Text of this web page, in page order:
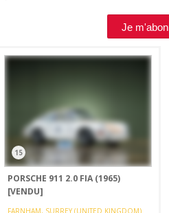
Je
15
PORSCHE 911 2.0 FIA (1965)
[VENDU]
FARNHAM, SURREY (UNITED KINGDOM)